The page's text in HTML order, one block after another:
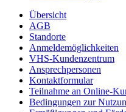
Übersicht
AGB
Standorte
Anmeldemöglichkeiten
VHS-Kundenzentrum
Ansprechpersonen
Kontaktformular
Teilnahme an Online-
Bedingungen zur